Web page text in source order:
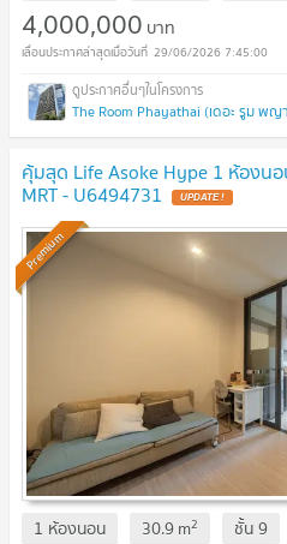
4,000,000 บาท
29/06/2026 7:45:00
The Room Phayathai (เดอะ รูม พญ
คุ้มสุด Life Asoke Hype 1 ห้องน
MRT - U6494731 UPDATE !
Premium
1 ห้องนอน 30.9 m2 ชั้น9